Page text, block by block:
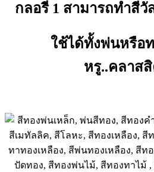
กลอรี่ 1 สามารถทำสี
ใช้ได้ทั้งพ่นหรือ
หรู..คลาส